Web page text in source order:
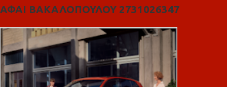
ΑΦΑΙ ΒΑΚΑΛΟΠΟΥΛΟΥ 2731026347